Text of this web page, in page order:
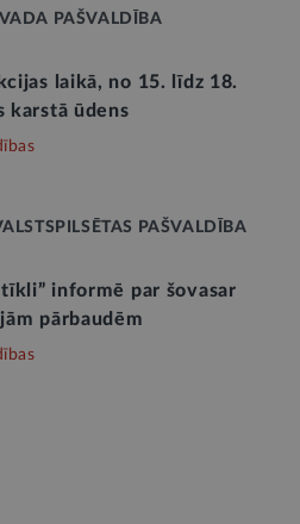
PAŠVALDĪBA
laikā, no 15. līdz 18.
karstā ūdens
PAŠVALDĪBA
informē par šovasar
pārbaudēm